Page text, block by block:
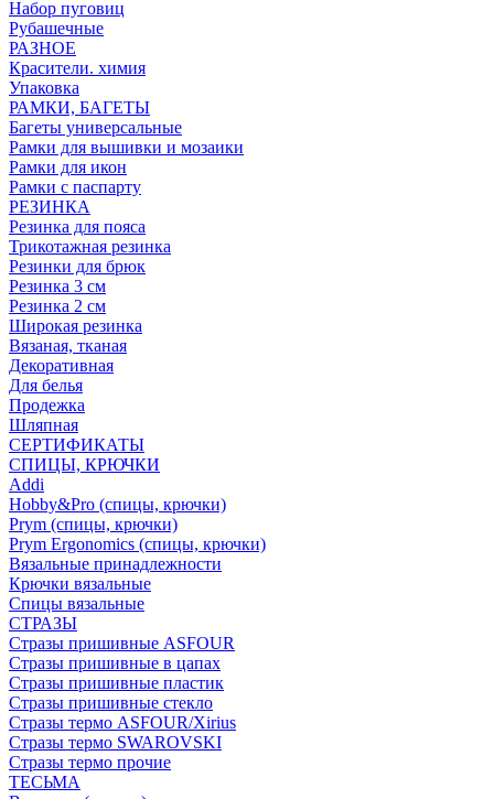
Набор пуговиц
Рубашечные
РАЗНОЕ
Красители. химия
Упаковка
РАМКИ, БАГЕТЫ
Багеты универсальные
Рамки для вышивки и мозаики
Рамки для икон
Рамки с паспарту
РЕЗИНКА
Резинка для пояса
Трикотажная резинка
Резинки для брюк
Резинка 3 см
Резинка 2 см
Широкая резинка
Вязаная, тканая
Декоративная
Для белья
Продежка
Шляпная
СЕРТИФИКАТЫ
СПИЦЫ, КРЮЧКИ
Addi
Hobby&Pro (спицы, крючки)
Prym (спицы, крючки)
Prym Ergonomics (спицы, крючки)
Вязальные принадлежности
Крючки вязальные
Спицы вязальные
СТРАЗЫ
Стразы пришивные ASFOUR
Стразы пришивные в цапах
Стразы пришивные пластик
Стразы пришивные стекло
Стразы термо ASFOUR/Xirius
Стразы термо SWAROVSKI
Стразы термо прочие
ТЕСЬМА